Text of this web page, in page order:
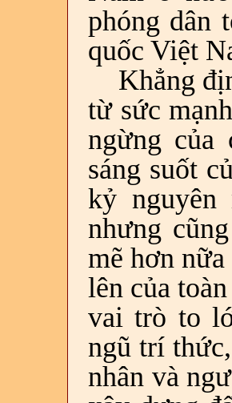
phóng dân
quốc Việt
Khẳng
từ sức
ngừng của
sáng suốt
kỷ
nhưng
mẽ hơn
lên của
vai trò to
ngũ trí
nhân và